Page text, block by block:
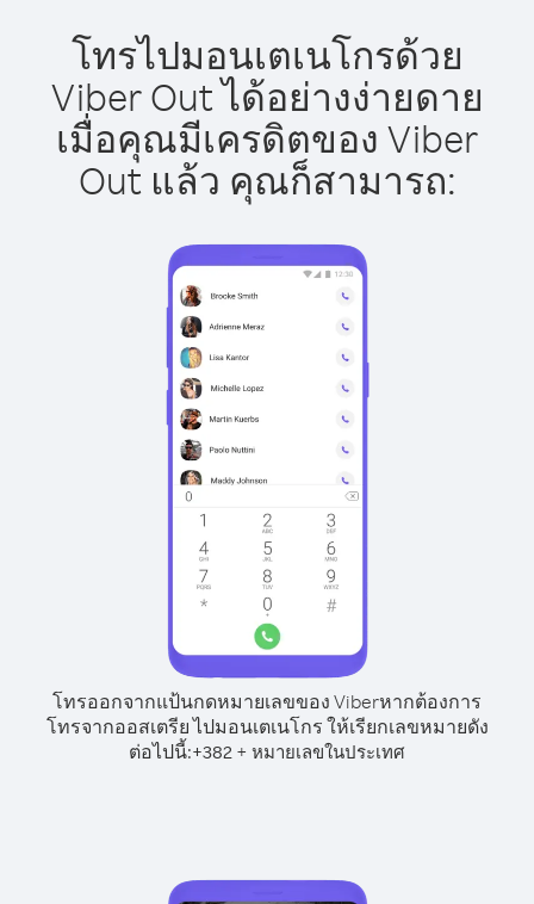
โทรไปมอนเตเนโกรด้วย
Viber Out ได้อย่างง่ายดาย
เมื่อคุณมีเครดิตของ Viber
Out แล้ว คุณก็สามารถ:
โทรออกจากแป้นกดหมายเลขของ Viberหากต้องการ
โทรจากออสเตรีย ไปมอนเตเนโกร ให้เรียกเลขหมายดัง
ต่อไปนี้:+382 + หมายเลขในประเทศ